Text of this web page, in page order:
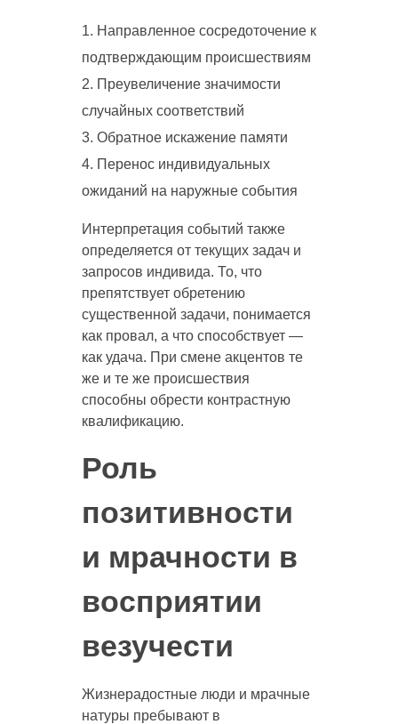
Направленное сосредоточение к
подтверждающим происшествиям
Преувеличение значимости
случайных соответствий
Обратное искажение памяти
Перенос индивидуальных
ожиданий на наружные события
Интерпретация событий также
определяется от текущих задач и
запросов индивида. То, что
препятствует обретению
существенной задачи, понимается
как провал, а что способствует —
как удача. При смене акцентов те
же и те же происшествия
способны обрести контрастную
квалификацию.
Роль
позитивности
и мрачности в
восприятии
везучести
Жизнерадостные люди и мрачные
натуры пребывают в